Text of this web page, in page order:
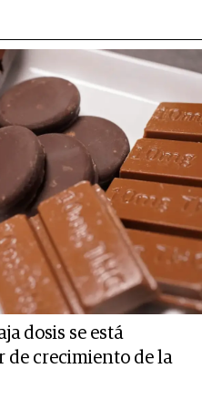
dosis se está
crecimiento de la